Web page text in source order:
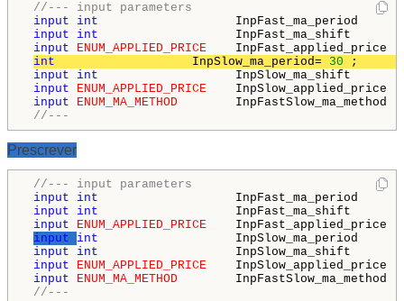
//--- input parameters
input
int InpFast_ma_period
input
int InpFast_ma_shift
input
ENUM_APPLIED_PRICE InpFast_applied_price
int InpSlow_ma_period= 30
input
int InpSlow_ma_shift
input
ENUM_APPLIED_PRICE InpSlow_applied_price
input
ENUM_MA_METHOD InpFastSlow_ma_method
//---
Prescrever
//--- input parameters
input
int InpFast_ma_period
input
int InpFast_ma_shift
input
ENUM_APPLIED_PRICE InpFast_applied_price
input
int InpSlow_ma_period
input
int InpSlow_ma_shift
input
ENUM_APPLIED_PRICE InpSlow_applied_price
input
ENUM_MA_METHOD InpFastSlow_ma_method
//---